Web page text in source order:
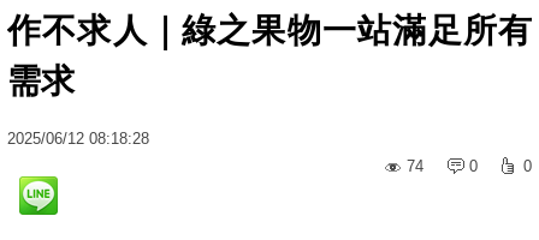
作不求人｜綠之果物一站滿足所有
需求
2025/06/12 08:18:28
74
0 0